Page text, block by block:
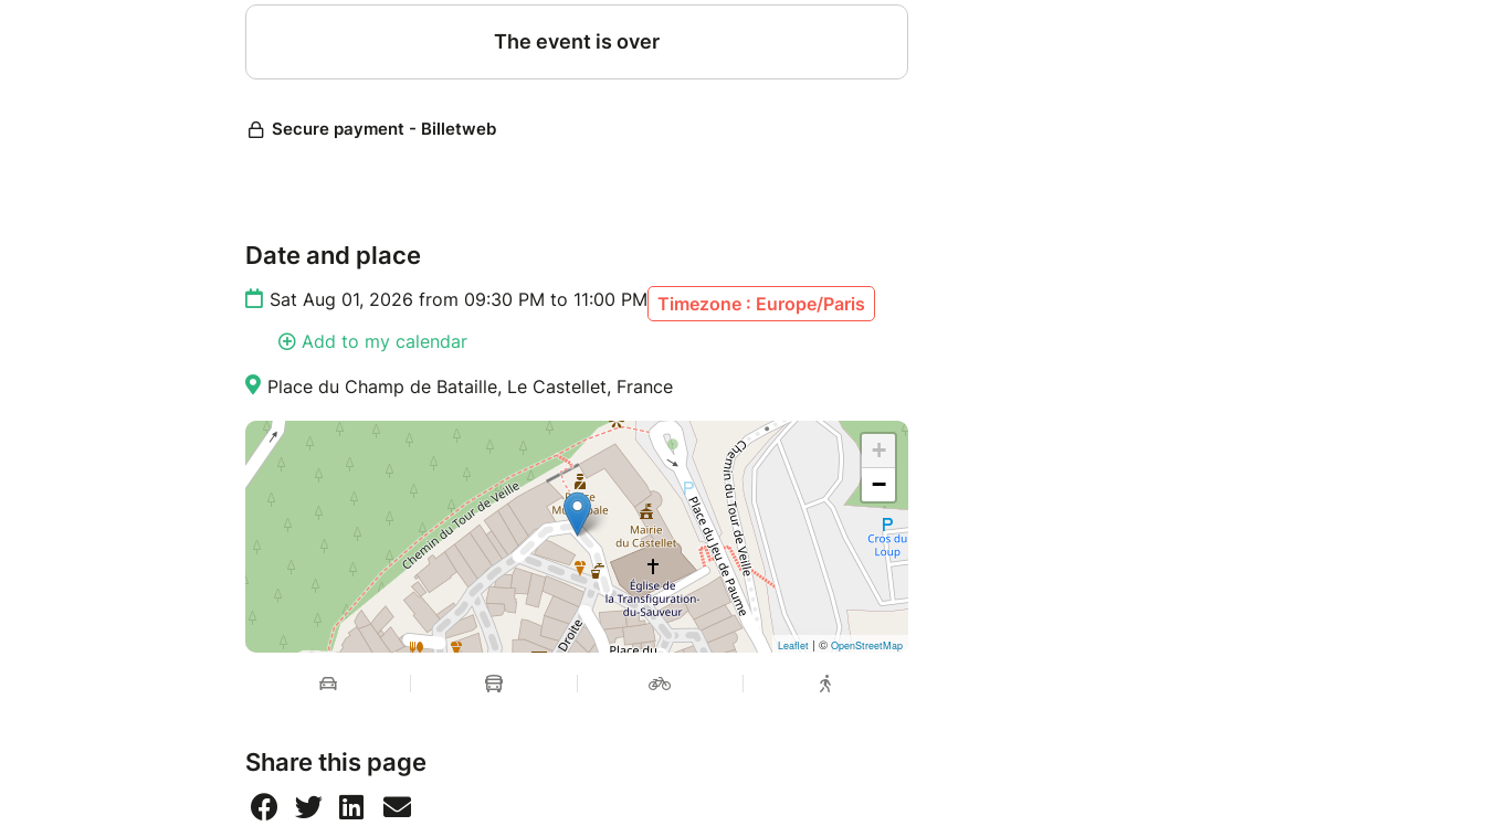
Date and place
Sat Aug 01, 2026 from 09:30 PM to 11:00 PM Timezone : Europe/Paris
Add to my calendar
Place du Champ de Bataille, Le Castellet, France
+
−
Leaflet | © OpenStreetMap
Share this page